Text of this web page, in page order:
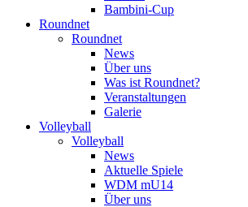
Bambini-Cup
Roundnet
Roundnet
News
Über uns
Was ist Roundnet?
Veranstaltungen
Galerie
Volleyball
Volleyball
News
Aktuelle Spiele
WDM mU14
Über uns